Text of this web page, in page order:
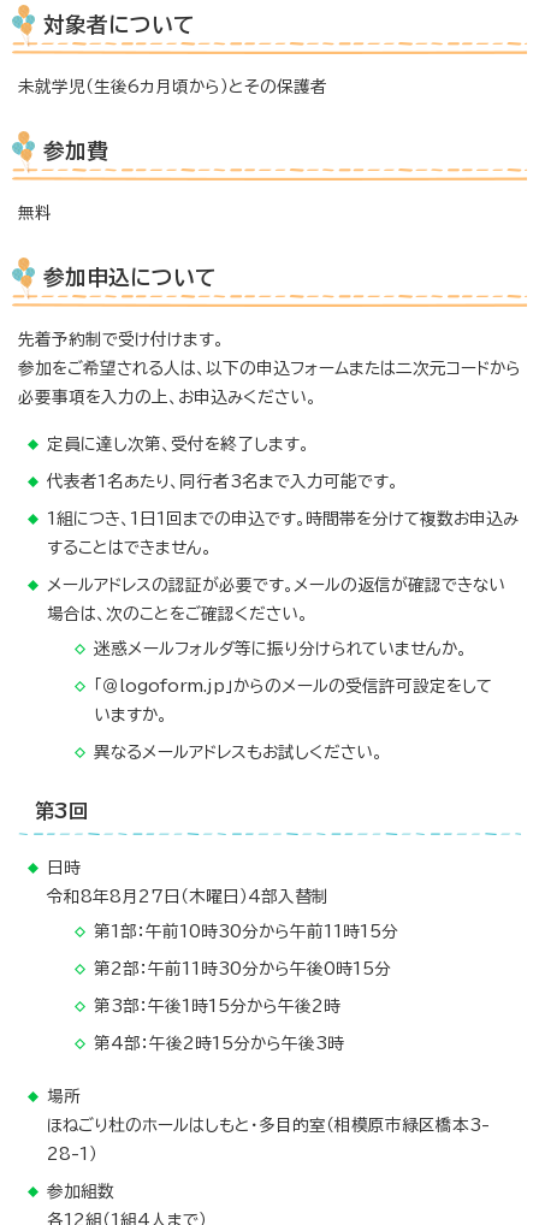
対象者について
未就学児（生後6カ月頃から）とその保護者
参加費
無料
参加申込について
先着予約制で受け付けます。
参加をご希望される人は、以下の申込フォームまたは二次元コードから
必要事項を入力の上、お申込みください。
定員に達し次第、受付を終了します。
代表者1名あたり、同行者3名まで入力可能です。
1組につき、1日1回までの申込です。時間帯を分けて複数お申込み
することはできません。
メールアドレスの認証が必要です。メールの返信が確認できない
場合は、次のことをご確認ください。
迷惑メールフォルダ等に振り分けられていませんか。
「＠logoform.jp」からのメールの受信許可設定をして
いますか。
異なるメールアドレスもお試しください。
第3回
日時
令和8年8月27日（木曜日）4部入替制
第1部：午前10時30分から午前11時15分
第2部：午前11時30分から午後0時15分
第3部：午後1時15分から午後2時
第4部：午後2時15分から午後3時
場所
ほねごり杜のホールはしもと・多目的室（相模原市緑区橋本3-
28-1）
参加組数
各12組（1組4人まで）